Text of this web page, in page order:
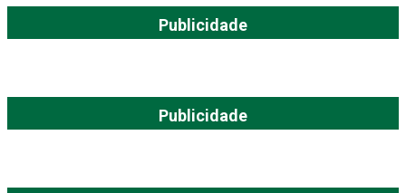
Publicidade
Publicidade